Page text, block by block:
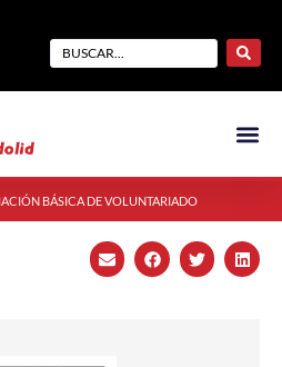
BÁSICA DE VOLUNTARIADO